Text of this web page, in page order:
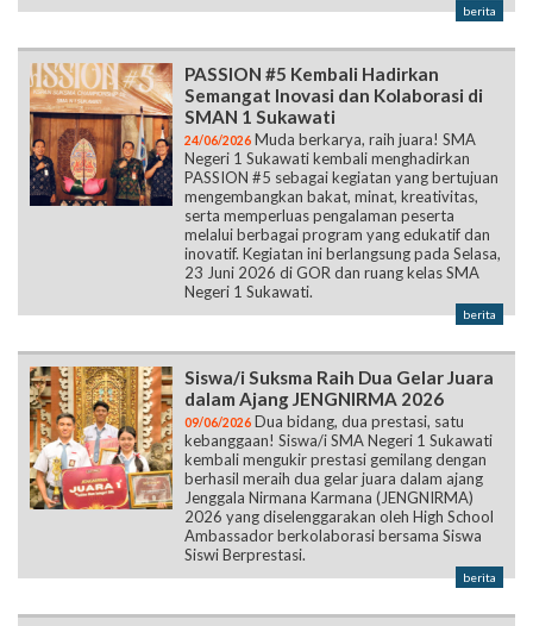
berita
PASSION #5 Kembali Hadirkan
Semangat Inovasi dan Kolaborasi di
SMAN 1 Sukawati
24/06/2026 Muda berkarya, raih juara! SMA
Negeri 1 Sukawati kembali menghadirkan
PASSION #5 sebagai kegiatan yang bertujuan
mengembangkan bakat, minat, kreativitas,
serta memperluas pengalaman peserta
melalui berbagai program yang edukatif dan
inovatif. Kegiatan ini berlangsung pada Selasa,
23 Juni 2026 di GOR dan ruang kelas SMA
Negeri 1 Sukawati.
berita
Siswa/i Suksma Raih Dua Gelar Juara
dalam Ajang JENGNIRMA 2026
09/06/2026 Dua bidang, dua prestasi, satu
kebanggaan! Siswa/i SMA Negeri 1 Sukawati
kembali mengukir prestasi gemilang dengan
berhasil meraih dua gelar juara dalam ajang
Jenggala Nirmana Karmana (JENGNIRMA)
2026 yang diselenggarakan oleh High School
Ambassador berkolaborasi bersama Siswa
Siswi Berprestasi.
berita